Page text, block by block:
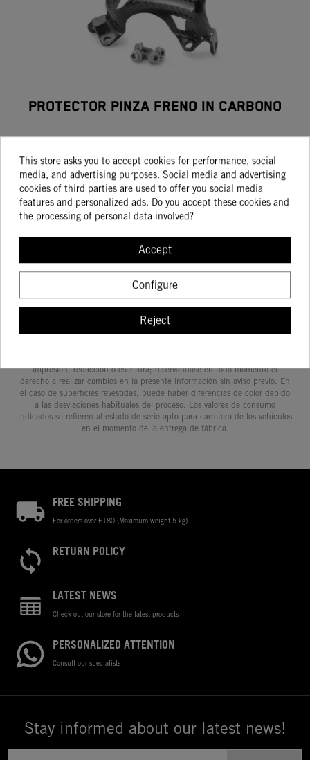
PROTECTOR PINZA FRENO IN CARBONO
84.18
BUY
Determinadas características de los vehículos que aparecen en las
imágenes pueden variar con respecto a los modelos de serie, y algunas
imágenes muestran equipamiento opcional, disponible por un coste
adicional. Todos los datos relativos al contenido del suministro, aspecto,
impresión, redacción o escritura; reservándose en todo momento el
derecho a realizar cambios en la presente información sin aviso previo. En
el caso de superficies revestidas, puede haber diferencias de color debido
a las desviaciones habituales del proceso. Los valores de consumo
indicados se refieren al estado de serie apto para carretera de los vehículos
en el momento de la entrega de fábrica.
FREE SHIPPING
For orders over €180 (Maximum weight 5 kg)
RETURN POLICY
LATEST NEWS
Check out our store for the latest products
PERSONALIZED ATTENTION
Consult our specialists
Stay informed about our latest news!
This store asks you to accept cookies for performance, social
media, and advertising purposes. Social media and advertising
cookies of third parties are used to offer you social media
features and personalized ads. Do you accept these cookies and
the processing of personal data involved?
Accept
Configure
Reject